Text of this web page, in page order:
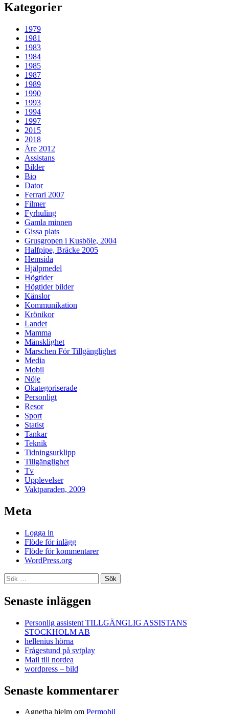
Kategorier
1979
1981
1983
1984
1985
1987
1989
1990
1993
1994
1997
2015
2018
Åre 2012
Assistans
Bilder
Bio
Dator
Ferrari 2007
Filmer
Fyrhuling
Gamla minnen
Gissa plats
Grusgropen i Kusböle, 2004
Halfpipe, Bräcke 2005
Hemsida
Hjälpmedel
Högtider
Högtider bilder
Känslor
Kommunikation
Krönikor
Landet
Mamma
Mänsklighet
Marschen För Tillgänglighet
Media
Mobil
Nöje
Okategoriserade
Personligt
Resor
Sport
Statist
Tankar
Teknik
Tidningsurklipp
Tillgänglighet
Tv
Upplevelser
Vaktparaden, 2009
Meta
Logga in
Flöde för inlägg
Flöde för kommentarer
WordPress.org
Sök
efter:
Senaste inläggen
Personlig assistent TILLGÄNGLIG ASSISTANS
STOCKHOLM AB
hellenius hörna
Frågestund på svtplay
Mail till nordea
wordpress – bild
Senaste kommentarer
Agnetha hjelm om Permobil